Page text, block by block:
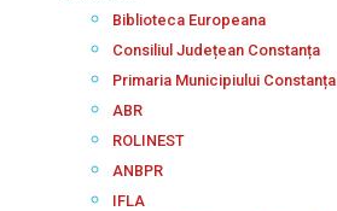
Biblioteca Europeana
Consiliul Județean Constanța
Primaria Municipiului Constanța
ABR
ROLINEST
ANBPR
IFLA